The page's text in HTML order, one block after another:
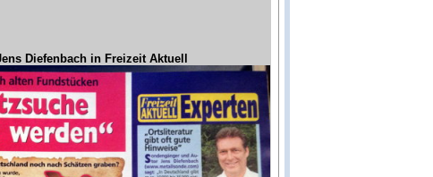
Diefenbach in Freizeit Aktuell